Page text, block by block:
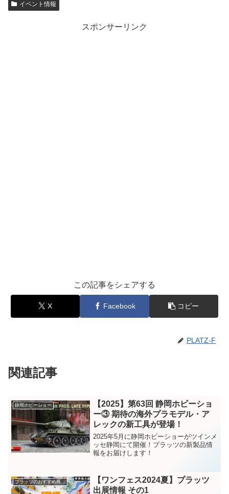
イベント情報
スポンサーリンク
この記事をシェアする
X Facebook コピー
PLATZ-F
関連記事
静岡ホビーショー
【2025】第63回 静岡ホビーショ
ー③ 期待の海外プラモデル・ア
レックの新工具が登場！
2025年5月に静岡ホビーショーがツインメ
ッセ静岡にて開催！プラッツの新製品情
報をお届けします！
プラッツのおすすめ商品紹介
【ワンフェス2024夏】プラッツ
出展情報 その1